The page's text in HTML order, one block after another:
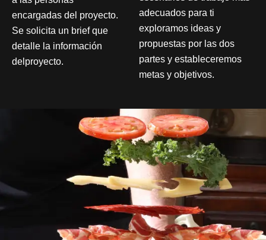
encargadas del proyecto.
Se solicita un brief que
detalle la información
delproyecto.
adecuados para ti
exploramos ideas y
propuestas por las dos
partes y estableceremos
metas y objetivos.